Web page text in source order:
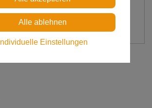
Individuelle Einstellungen